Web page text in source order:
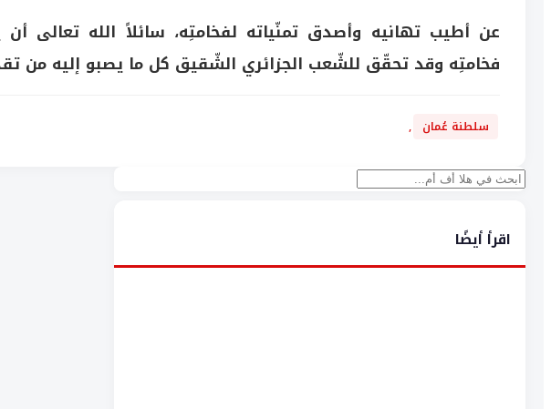
عن أطيب تهانيه وأصدق تمنّياته لفخامتِه، سائلاً الله تعالى
فخامتِه وقد تحقّق للشّعب الجزائري الشّقيق كل ما يصبو إليه من
سلطنة عُمان ,
بحث
اقرأ أيضًا